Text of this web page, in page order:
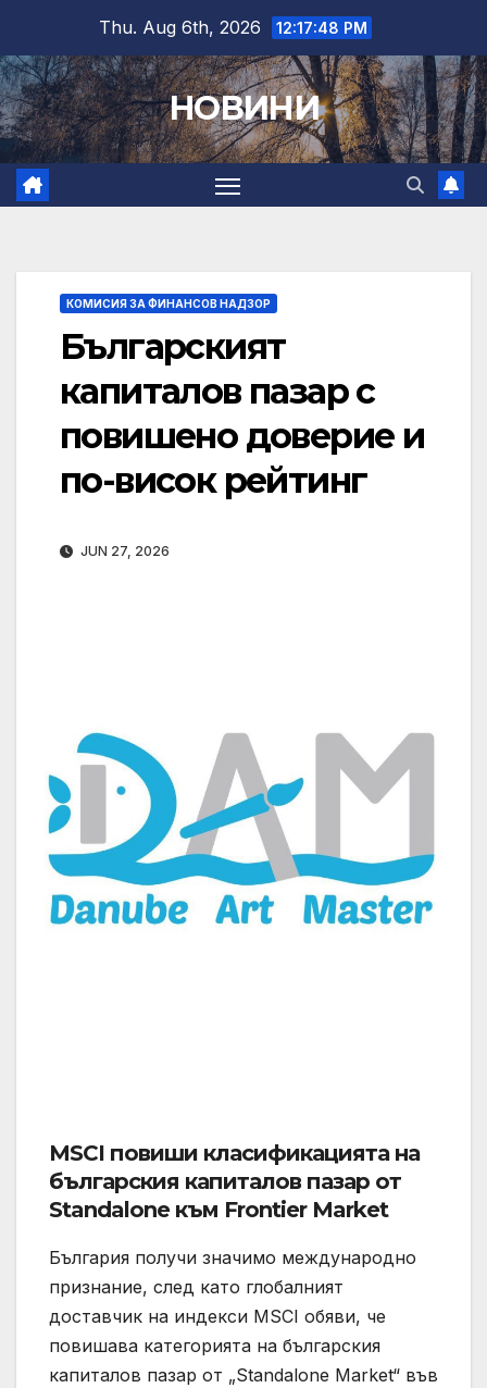
content
Thu. Aug 6th, 2026 12:17:49 PM
НОВИНИ
КОМИСИЯ ЗА ФИНАНСОВ НАДЗОР
Българският
капиталов пазар с
повишено доверие и
по-висок рейтинг
JUN 27, 2026
MSCI повиши класификацията на
българския капиталов пазар от
Standalone към Frontier Market
България получи значимо международно
признание, след като глобалният
доставчик на индекси MSCI обяви, че
повишава категорията на българския
капиталов пазар от „Standalone Market“ във